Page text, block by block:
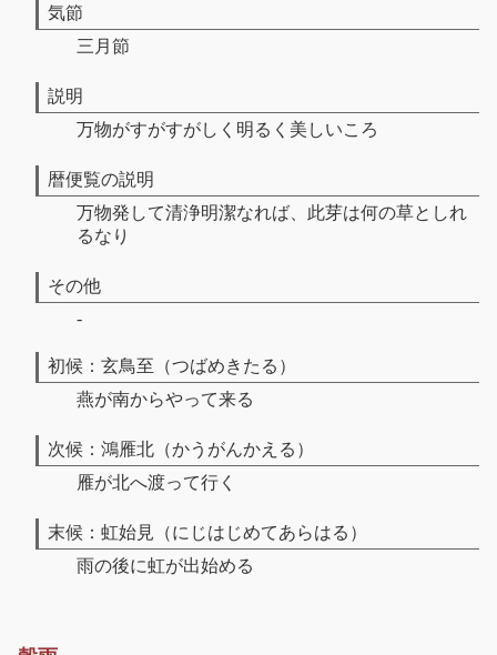
気節
三月節
説明
万物がすがすがしく明るく美しいころ
暦便覧の説明
万物発して清浄明潔なれば、此芽は何の草としれ
るなり
その他
-
初候：玄鳥至（つばめきたる）
燕が南からやって来る
次候：鴻雁北（かうがんかえる）
雁が北へ渡って行く
末候：虹始見（にじはじめてあらはる）
雨の後に虹が出始める